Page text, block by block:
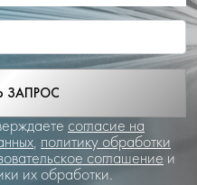
ЗАПРОС
согласие на
, политику обработки
соглашение и
их обработки.